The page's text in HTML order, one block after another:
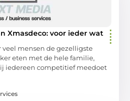
Xmasdeco: voor ieder wat
veel mensen de gezelligste
eten met de hele familie,
iedereen competitief meedoet